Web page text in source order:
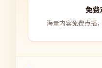
免
海量内容免费点播